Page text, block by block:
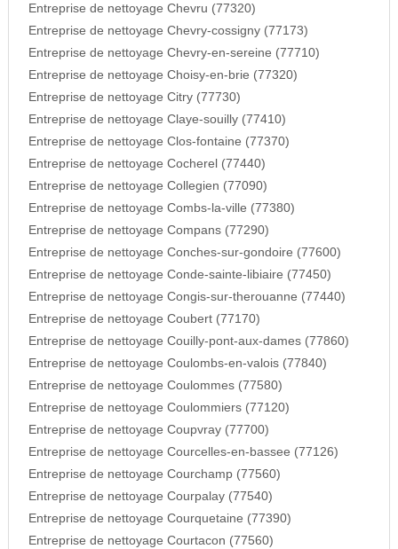
Entreprise de nettoyage Chevru (77320)
Entreprise de nettoyage Chevry-cossigny (77173)
Entreprise de nettoyage Chevry-en-sereine (77710)
Entreprise de nettoyage Choisy-en-brie (77320)
Entreprise de nettoyage Citry (77730)
Entreprise de nettoyage Claye-souilly (77410)
Entreprise de nettoyage Clos-fontaine (77370)
Entreprise de nettoyage Cocherel (77440)
Entreprise de nettoyage Collegien (77090)
Entreprise de nettoyage Combs-la-ville (77380)
Entreprise de nettoyage Compans (77290)
Entreprise de nettoyage Conches-sur-gondoire (77600)
Entreprise de nettoyage Conde-sainte-libiaire (77450)
Entreprise de nettoyage Congis-sur-therouanne (77440)
Entreprise de nettoyage Coubert (77170)
Entreprise de nettoyage Couilly-pont-aux-dames (77860)
Entreprise de nettoyage Coulombs-en-valois (77840)
Entreprise de nettoyage Coulommes (77580)
Entreprise de nettoyage Coulommiers (77120)
Entreprise de nettoyage Coupvray (77700)
Entreprise de nettoyage Courcelles-en-bassee (77126)
Entreprise de nettoyage Courchamp (77560)
Entreprise de nettoyage Courpalay (77540)
Entreprise de nettoyage Courquetaine (77390)
Entreprise de nettoyage Courtacon (77560)